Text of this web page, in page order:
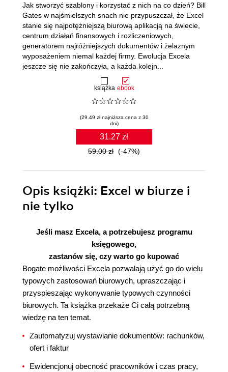
książka ebook
(29.49 zł najniższa cena z 30
dni)
31.27 zł
59.00 zł (-47%)
Jak stworzyć szablony i korzystać z nich na co dzień? Bill
Gates w najśmielszych snach nie przypuszczał, że Excel
stanie się najpotężniejszą biurową aplikacją na świecie,
centrum działań finansowych i rozliczeniowych,
generatorem najróżniejszych dokumentów i żelaznym
wyposażeniem niemal każdej firmy. Ewolucja Excela
jeszcze się nie zakończyła, a każda kolejn...
Opis książki: Excel w biurze i
nie tylko
Jeśli masz Excela, a potrzebujesz programu
księgowego,
zastanów się, czy warto go kupować
Bogate możliwości Excela pozwalają użyć go do wielu
typowych zastosowań biurowych, upraszczając i
przyspieszając wykonywanie typowych czynności
biurowych. Ta książka przekaże Ci całą potrzebną
wiedzę na ten temat.
Zautomatyzuj wystawianie dokumentów: rachunków,
ofert i faktur
Ewidencjonuj obecność pracowników i czas pracy,